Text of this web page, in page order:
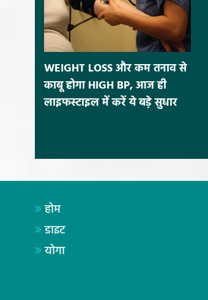
WEIGHT LOSS और कम तनाव से
काबू होगा HIGH BP, आज ही
लाइफस्टाइल में करें ये बड़े सुधार
होम
डाइट
योगा